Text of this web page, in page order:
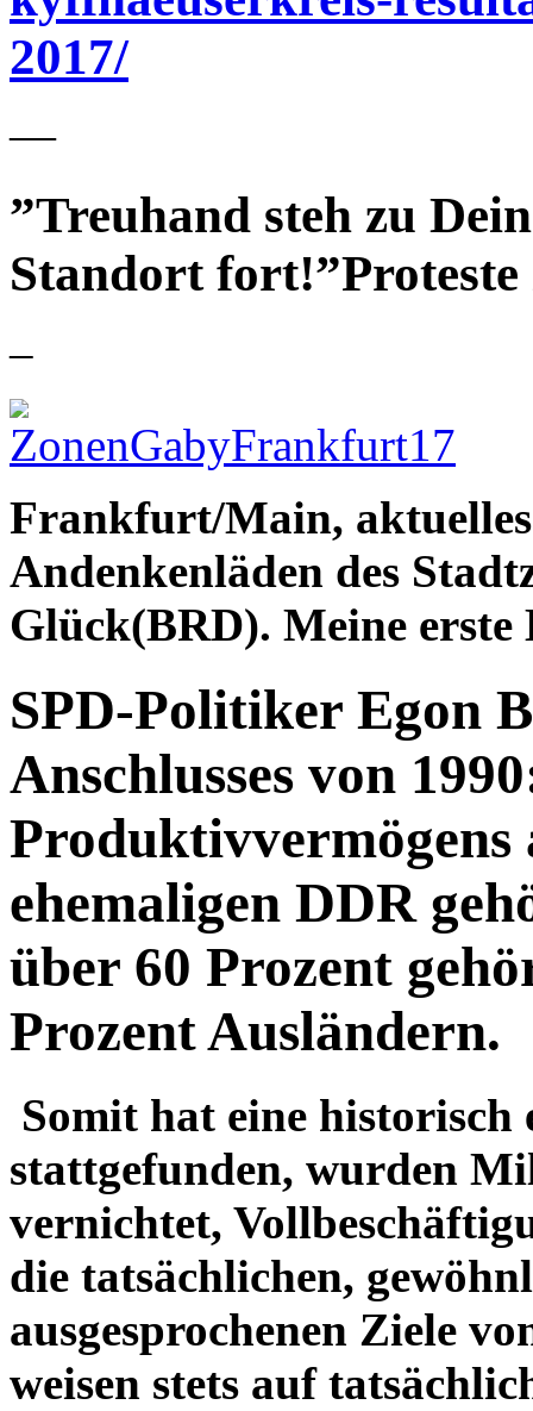
2017/
—
”Treuhand steh zu
Standort fort!”Proteste
–
Frankfurt/Main,
Andenkenläden des
Glück(BRD). Meine erste
SPD-Politiker Egon
Anschlusses von
ehemaligen DDR
über 60 Prozent
Prozent Ausländern.
Somit hat eine
stattgefunden, wurden
vernichtet,
die tatsächlichen,
ausgesprochenen Ziele
weisen stets auf